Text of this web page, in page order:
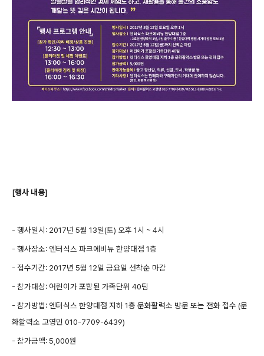
[행사 내용]
- 행사일시: 2017년 5월 13일(토) 오후 1시 ~ 4시
- 행사장소: 엔터식스 파크에비뉴 한양대점 1층
- 접수기간: 2017년 5월 12일 금요일 선착순 마감
- 참가대상: 어린이가 포함된 가족단위 40팀
- 참가방법: 엔터식스 한양대점 지하 1층 문화활력소 방문 또는 전화 접수 (문
화활력소 고영민 010-7709-6439)
- 참가금액: 5,000원